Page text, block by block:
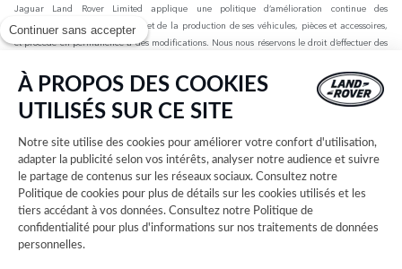
Continuer sans accepter
À PROPOS DES COOKIES
UTILISÉS SUR CE SITE
Notre site utilise des cookies pour améliorer votre confort d'utilisation,
adapter la publicité selon vos intérêts, analyser notre audience et suivre
le partage de contenus sur les réseaux sociaux. Consultez notre
Politique de cookies pour plus de détails sur les cookies utilisés et les
tiers accédant à vos données. Consultez notre Politique de
confidentialité pour plus d'informations sur nos traitements de données
personnelles.
Jaguar Land Rover Limited applique une politique d’amélioration continue des
spécifications, de la conception et de la production de ses véhicules, pièces et accessoires,
et procède en permanence à des modifications. Nous nous réservons le droit d’effectuer des
présentées sur ce site Web sont basées sur les spécifications européennes. Elles peuvent
varier selon le marché et être modifiées sans préavis. Certains des véhicules présents sont
dotés d’équipements en option ou d’accessoires installés par le concessionnaire qui peuvent
pour connaître les disponibilités et les tarifs.
Les chiffres fournis sont issus des tests officiels menés par le fabricant conformément à la
législation européenne en vigueur avec une batterie complètement chargée. Depuis le 1er
septembre 2018, les véhicules légers neufs sont réceptionnés en Europe sur la base de la
procédure d'essai harmonisée pour les véhicules légers (WLTP), procédure d'essai
permettant de mesurer la consommation de carburant et les émissions de CO2, plus